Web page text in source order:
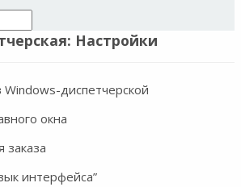
Настройки
Windows-диспетчерской
окна
заказа
интерфейса”